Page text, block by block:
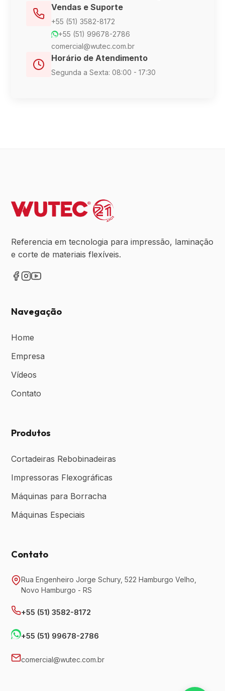
Vendas e Suporte
+55 (51) 3582-8172
+55 (51) 99678-2786
comercial@wutec.com.br
Horário de Atendimento
Segunda a Sexta: 08:00 - 17:30
Referencia em tecnologia para impressão, laminação
e corte de materiais flexíveis.
Navegação
Home
Empresa
Vídeos
Contato
Produtos
Cortadeiras Rebobinadeiras
Impressoras Flexográficas
Máquinas para Borracha
Máquinas Especiais
Contato
Rua Engenheiro Jorge Schury, 522 Hamburgo Velho,
Novo Hamburgo - RS
+55 (51) 3582-8172
+55 (51) 99678-2786
comercial@wutec.com.br